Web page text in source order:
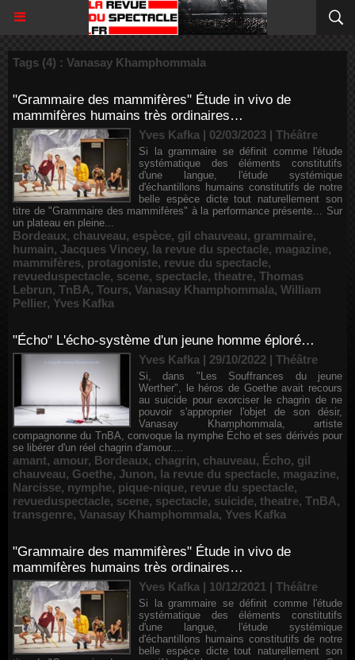
Tags (4) : Vanasay Khamphommala
"Grammaire des mammifères" Étude in vivo de
mammifères humains très ordinaires…
Yves Kafka | 02/03/2023 | Théâtre
Si la grammaire se définit comme l'étude
systématique des éléments constitutifs
d'une langue, l'étude systémique
d'échantillons humains constitutifs de notre
belle espèce dicte tout naturellement son
titre de "Grammaire des mammifères" à la performance présente… Sur
un plateau en pleine...
Bordeaux, chauveau, espèce, gil chauveau, grammaire,
humain, Jacques Vincey, la revue du spectacle, magazine,
mammifères, protagoniste, revue du spectacle,
revueduspectacle, scene, spectacle, theatre, Thomas
Lebrun, TnBA, Tours, Vanasay Khamphommala, William
Pellier, Yves Kafka
"Écho" L'écho-système d'un jeune homme éploré…
Yves Kafka | 29/10/2022 | Théâtre
Si, dans "Les Souffrances du jeune
Werther", le héros de Goethe avait recours
au suicide pour exorciser le chagrin de ne
pouvoir s'approprier l'objet de son désir,
Vanasay Khamphommala, artiste
compagnonne du TnBA, convoque la nymphe Écho et ses dérivés pour
se libérer d'un réel chagrin d'amour....
amant, amour, Bordeaux, chagrin, chauveau, Écho, gil
chauveau, Goethe, Junon, la revue du spectacle, magazine,
Narcisse, nymphe, pique-nique, revue du spectacle,
revueduspectacle, scene, spectacle, suicide, theatre, TnBA,
transgenre, Vanasay Khamphommala, Yves Kafka
"Grammaire des mammifères" Étude in vivo de
mammifères humains très ordinaires…
Yves Kafka | 10/12/2021 | Théâtre
Si la grammaire se définit comme l'étude
systématique des éléments constitutifs
d'une langue, l'étude systémique
d'échantillons humains constitutifs de notre
belle espèce dicte tout naturellement son